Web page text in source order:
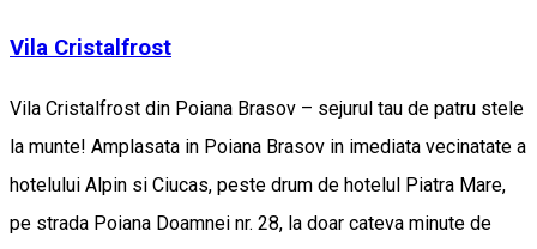
Vila Cristalfrost
Vila Cristalfrost din Poiana Brasov – sejurul tau de patru stele
la munte! Amplasata in Poiana Brasov in imediata vecinatate a
hotelului Alpin si Ciucas, peste drum de hotelul Piatra Mare,
pe strada Poiana Doamnei nr. 28, la doar cateva minute de